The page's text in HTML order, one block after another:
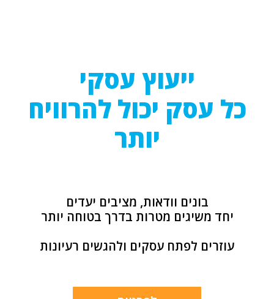
ייעוץ עסקי
כל עסק יכול להרוויח
יותר
בונים וודאות, מציבים יעדים
יחד משיגים מטרות בדרך בטוחה יותר
עוזרים לפתח עסקים ולהגשים רעיונות